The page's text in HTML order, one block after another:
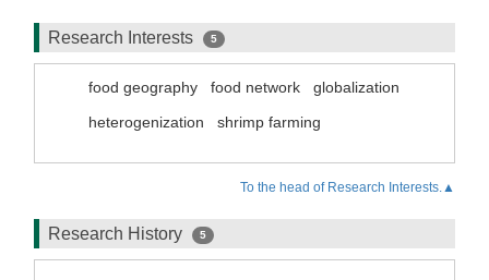
Research Interests 5
food geography food network
globalization
heterogenization
shrimp farming
To the head of Research Interests.▲
Research History 5